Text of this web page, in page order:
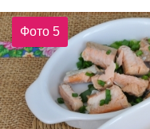
Фото 5